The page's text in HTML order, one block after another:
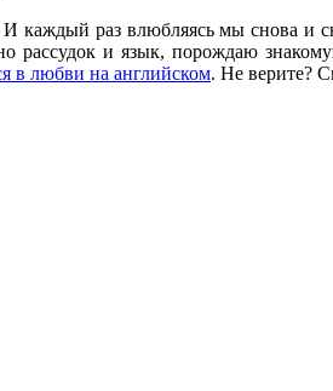
каждый раз влюбляясь мы снова и
рассудок и язык, порождаю
в любви на английском. Не верите?